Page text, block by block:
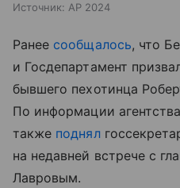
Источник: AP 2024
Ранее сообщалось, что
и Госдепартамент
бывшего пехотинца
По информации
также поднял
на недавней встрече с
Лавровым.